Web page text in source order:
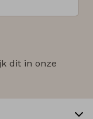
dit in onze